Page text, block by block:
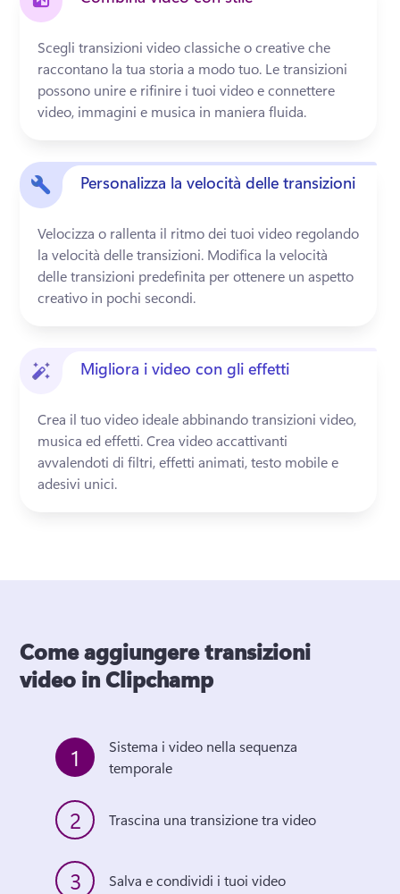
Scegli transizioni video classiche o creative che
raccontano la tua storia a modo tuo. Le transizioni
possono unire e rifinire i tuoi video e connettere
video, immagini e musica in maniera fluida.
Personalizza la velocità delle transizioni
Velocizza o rallenta il ritmo dei tuoi video regolando
la velocità delle transizioni. Modifica la velocità
delle transizioni predefinita per ottenere un aspetto
creativo in pochi secondi.
Migliora i video con gli effetti
Crea il tuo video ideale abbinando transizioni video,
musica ed effetti. Crea video accattivanti
avvalendoti di filtri, effetti animati, testo mobile e
adesivi unici.
Come aggiungere transizioni
video in Clipchamp
1
Sistema i video nella sequenza
temporale
2 Trascina una transizione tra video
3 Salva e condividi i tuoi video